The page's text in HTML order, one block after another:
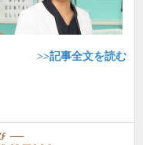
>>記事全文を読む